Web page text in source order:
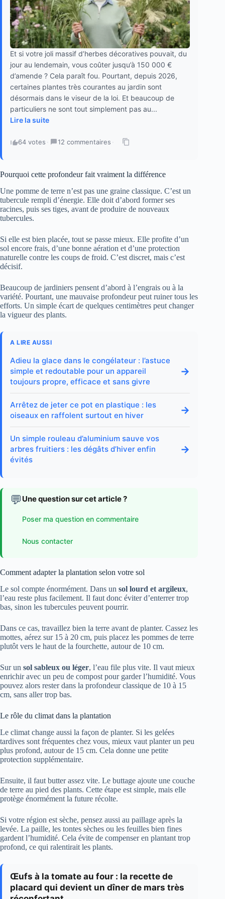
Et si votre joli massif d’herbes décoratives pouvait, du
jour au lendemain, vous coûter jusqu’à 150 000 €
d’amende ? Cela paraît fou. Pourtant, depuis 2026,
certaines plantes très courantes au jardin sont
désormais dans le viseur de la loi. Et beaucoup de
particuliers ne sont tout simplement pas au...
Lire la suite
64 votes · 12 commentaires ·
Pourquoi cette profondeur fait vraiment la différence
Une pomme de terre n’est pas une graine classique. C’est un
tubercule rempli d’énergie. Elle doit d’abord former ses
racines, puis ses tiges, avant de produire de nouveaux
tubercules.
Si elle est bien placée, tout se passe mieux. Elle profite d’un
sol encore frais, d’une bonne aération et d’une protection
naturelle contre les coups de froid. C’est discret, mais c’est
décisif.
Beaucoup de jardiniers pensent d’abord à l’engrais ou à la
variété. Pourtant, une mauvaise profondeur peut ruiner tous les
efforts. Un simple écart de quelques centimètres peut changer
la vigueur des plants.
A LIRE AUSSI
Adieu la glace dans le congélateur : l’astuce
simple et redoutable pour un appareil
toujours propre, efficace et sans givre
→
Arrêtez de jeter ce pot en plastique : les
oiseaux en raffolent surtout en hiver
→
Un simple rouleau d’aluminium sauve vos
arbres fruitiers : les dégâts d’hiver enfin
évités
→
💬 Une question sur cet article ?
Poser ma question en commentaire
Nous contacter
Comment adapter la plantation selon votre sol
Le sol compte énormément. Dans un sol lourd et argileux,
l’eau reste plus facilement. Il faut donc éviter d’enterrer trop
bas, sinon les tubercules peuvent pourrir.
Dans ce cas, travaillez bien la terre avant de planter. Cassez les
mottes, aérez sur 15 à 20 cm, puis placez les pommes de terre
plutôt vers le haut de la fourchette, autour de 10 cm.
Sur un sol sableux ou léger, l’eau file plus vite. Il vaut mieux
enrichir avec un peu de compost pour garder l’humidité. Vous
pouvez alors rester dans la profondeur classique de 10 à 15
cm, sans aller trop bas.
Le rôle du climat dans la plantation
Le climat change aussi la façon de planter. Si les gelées
tardives sont fréquentes chez vous, mieux vaut planter un peu
plus profond, autour de 15 cm. Cela donne une petite
protection supplémentaire.
Ensuite, il faut butter assez vite. Le buttage ajoute une couche
de terre au pied des plants. Cette étape est simple, mais elle
protège énormément la future récolte.
Si votre région est sèche, pensez aussi au paillage après la
levée. La paille, les tontes sèches ou les feuilles bien fines
gardent l’humidité. Cela évite de compenser en plantant trop
profond, ce qui ralentirait les plants.
Œufs à la tomate au four : la recette de
placard qui devient un dîner de mars très